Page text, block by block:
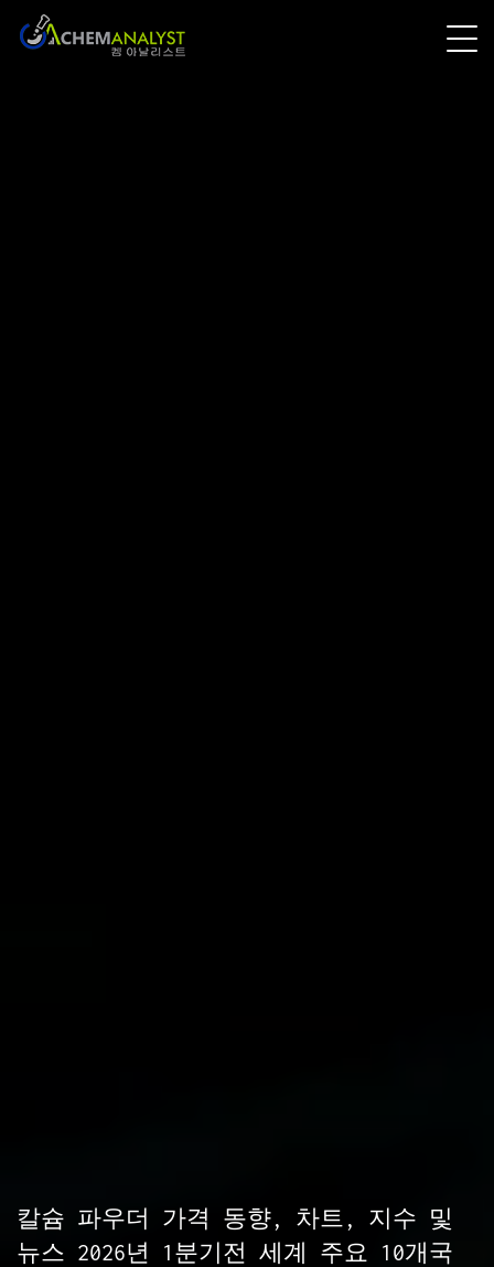
칼슘 파우더 가격 동향, 차트, 지수 및
뉴스 2026년 1분기전 세계 주요 10개국